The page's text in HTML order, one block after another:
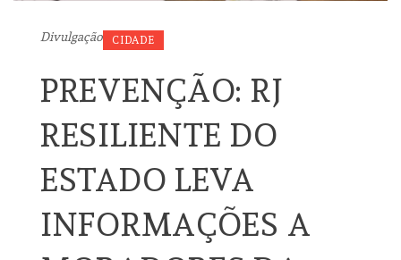
Divulgação CIDADE
PREVENÇÃO: RJ
RESILIENTE DO
ESTADO LEVA
INFORMAÇÕES A